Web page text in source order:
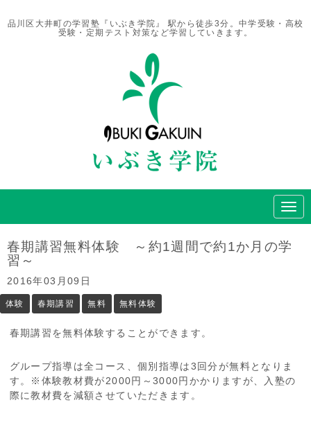
品川区大井町の学習塾『いぶき学院』 駅から徒歩3分。中学受験・高校
受験・定期テスト対策など学習していきます。
N
a
g
春期講習無料体験 ～約1週間で約1か月の学
習～
2016年03月09日
体験 春期講習 無料 無料体験
春期講習を無料体験することができます。
グループ指導は全コース、個別指導は3回分が無料となりま
す。※体験教材費が2000円～3000円かかりますが、入塾の
際に教材費を減額させていただきます。